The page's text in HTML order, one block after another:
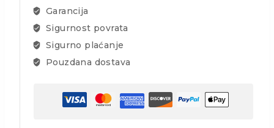
Garancija
Sigurnost povrata
Sigurno plaćanje
Pouzdana dostava